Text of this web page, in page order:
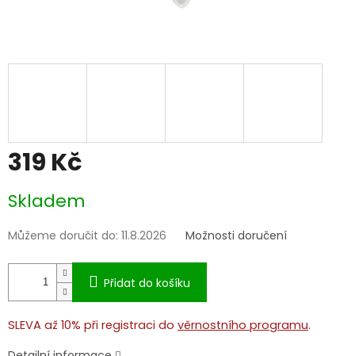
319 Kč
cena:
Skladem
Můžeme doručit do: 11.8.2026 Možnosti doručení
Přidat do košíku
SLEVA až 10% při registraci do věrnostního programu.